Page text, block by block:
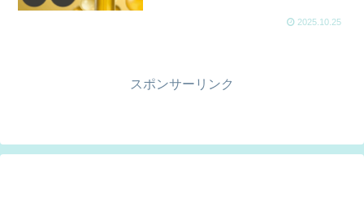
2025.10.25
スポンサーリンク